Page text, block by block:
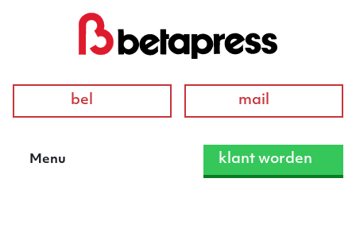
bel mail
Menu klant worden